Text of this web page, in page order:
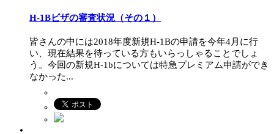
H-1Bビザの審査状況（その１）
皆さんの中には2018年度新規H-1Bの申請を今年4月に行
い、現在結果を待っている方もいらっしゃることでしょ
う。今回の新規H-1bについては特急プレミアム申請ができ
なかった...